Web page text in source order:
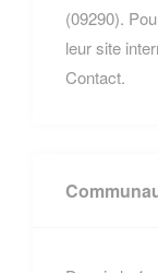
(09290).
leur site
Contact.